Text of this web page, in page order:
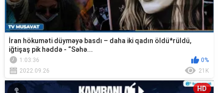
İran hökuməti düyməyə basdı – daha iki qadın öldü*rüldü,
iğtişaş pik həddə - “Səhə...
1:03:36
0%
2022.09.26
21K
HD